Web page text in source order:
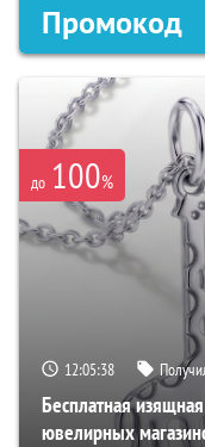
Промокод
до 100%
12:05:37
Бесплатная
ювелирных